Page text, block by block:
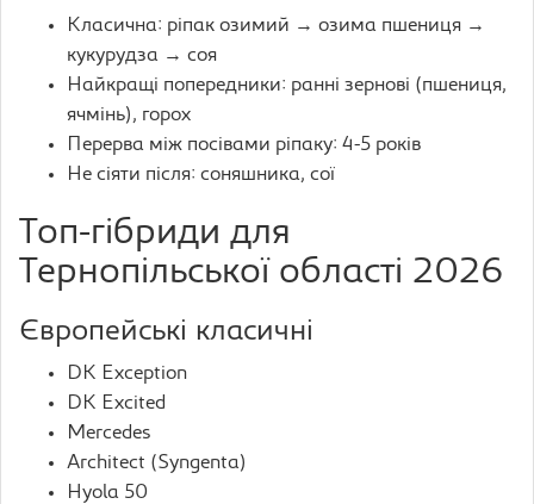
Класична: ріпак озимий → озима пшениця →
кукурудза → соя
Найкращі попередники: ранні зернові (пшениця,
ячмінь), горох
Перерва між посівами ріпаку: 4-5 років
Не сіяти після: соняшника, сої
Топ-гібриди для
Тернопільської області 2026
Європейські класичні
DK Exception
DK Excited
Mercedes
Architect (Syngenta)
Hyola 50